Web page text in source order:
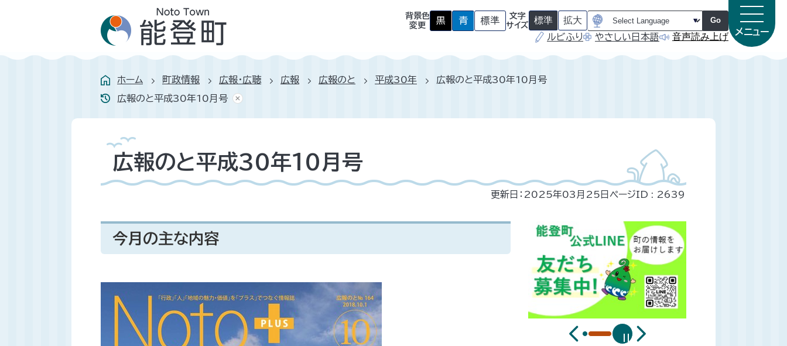
背景色
変更
黒
背
景
に
青
背
景
青
に
標準
背
景
戻
文字
サイズ
標準
（
期
態
）
拡大
（
期
Go
ルビふり やさしい日本語 音声読み上げ メニュー
ホーム 町政情報 広報・広聴 広報 広報のと 平成30年
広報のと平成30年10月号
広報のと平成30年10月号
広報のと平成30年10月号
更新日：2025年03月25日 ページID : 2639
今月の主な内容